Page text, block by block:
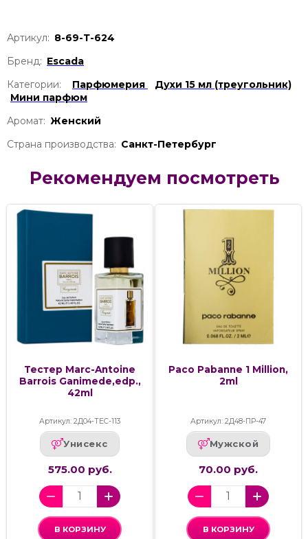
Артикул: 8-69-Т-624
Бренд: Escada
Категории:
Парфюмерия
Духи 15 мл (треугольник)
Мини парфюм
Аромат: Женский
Страна производства: Санкт-Петербург
Рекомендуем посмотреть
Тестер Marc-Antoine
Barrois Ganimede,edp.,
42ml
Артикул: 2Д04-ТЕС-113
Унисекс
575.00 руб.
В КОРЗИНУ
Paco Pabanne 1 Million,
2ml
Артикул: 2Д48-ПР-47
Мужской
70.00 руб.
В КОРЗИНУ